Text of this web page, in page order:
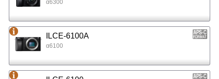
α6300
ILCE-6100A
α6100